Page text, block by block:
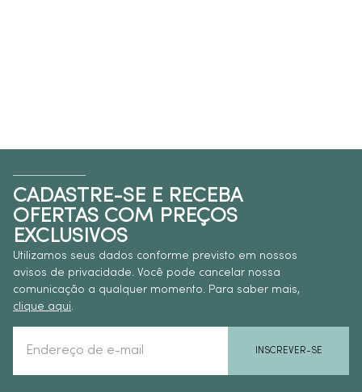
CADASTRE-SE E RECEBA
OFERTAS COM PREÇOS
EXCLUSIVOS
Utilizamos seus dados conforme previsto em nossos
avisos de privacidade. Você pode cancelar nossa
comunicação a qualquer momento. Para saber mais,
clique aqui.
INSCREVER-SE